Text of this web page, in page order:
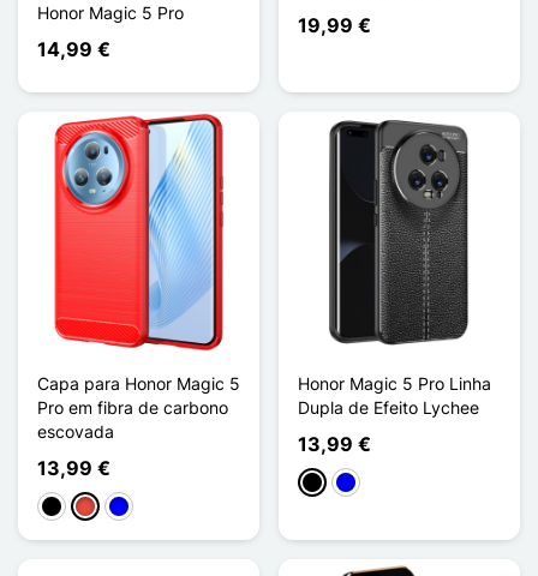
Honor Magic 5 Pro
14,99 €
19,99 €
Capa para Honor Magic 5
Pro em fibra de carbono
escovada
13,99 €
PretoVermelho
Azul
Honor Magic 5 Pro Linha
Dupla de Efeito Lychee
13,99 €
PretoAzul